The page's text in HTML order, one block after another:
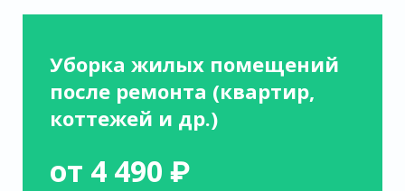
Уборка жилых помещений
после ремонта (квартир,
коттежей и др.)
от 4 490 ₽